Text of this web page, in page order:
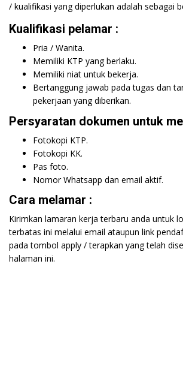
/ kualifikasi yang diperlukan adalah sebagai
Kualifikasi pelamar :
Pria / Wanita.
Memiliki KTP yang berlaku.
Memiliki niat untuk bekerja.
Bertanggung jawab pada tugas dan
pekerjaan yang diberikan.
Persyaratan dokumen untuk
Fotokopi KTP.
Fotokopi KK.
Pas foto.
Nomor Whatsapp dan email aktif.
Cara melamar :
Kirimkan lamaran kerja terbaru anda untuk
terbatas ini melalui email ataupun link
pada tombol apply / terapkan yang telah
halaman ini.